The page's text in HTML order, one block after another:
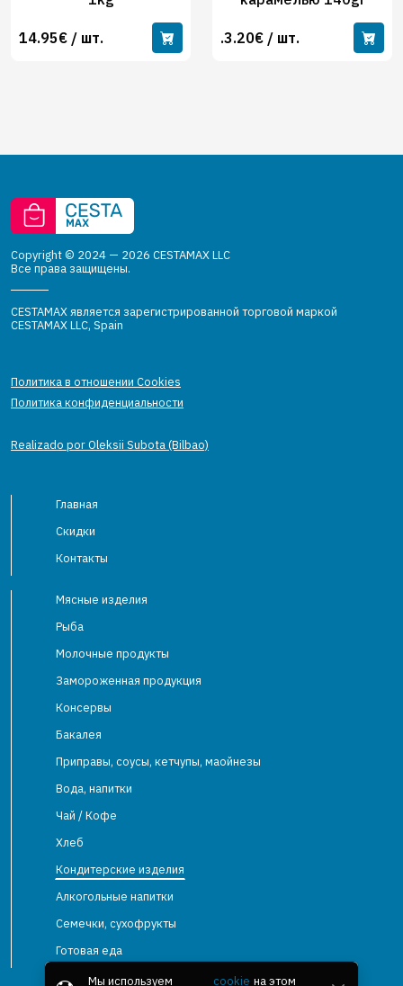
Мы используем cookie на этом
14.95€ / шт. .3.20€ / шт.
Copyright © 2024 — 2026 CESTAMAX LLC
Все права защищены.
CESTAMAX является зарегистрированной торговой маркой
CESTAMAX LLC, Spain
Политика в отношении Cookies
Политика конфиденциальности
Realizado por Oleksii Subota (Bilbao)
Главная
Скидки
Контакты
Мясные изделия
Рыба
Молочные продукты
Замороженная продукция
Консервы
Бакалея
Приправы, соусы, кетчупы, маойнезы
Вода, напитки
Чай / Кофе
Хлеб
Кондитерские изделия
Алкогольные напитки
Семечки, сухофрукты
Готовая еда